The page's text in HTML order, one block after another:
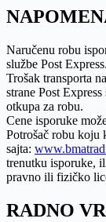
Naručenu robu
službe Post Express.
Trošak transporta
strane Post
otkupa za robu.
Cene isporuke
Potrošač robu koju
sajta:
trenutku isporuke,
pravno ili fizičko
RADNO